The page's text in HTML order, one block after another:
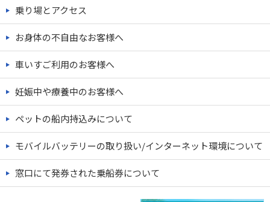
乗り場とアクセス
お身体の不自由なお客様へ
車いすご利用のお客様へ
妊娠中や療養中のお客様へ
ペットの船内持込みについて
モバイルバッテリーの取り扱い/インターネット環境について
窓口にて発券された乗船券について